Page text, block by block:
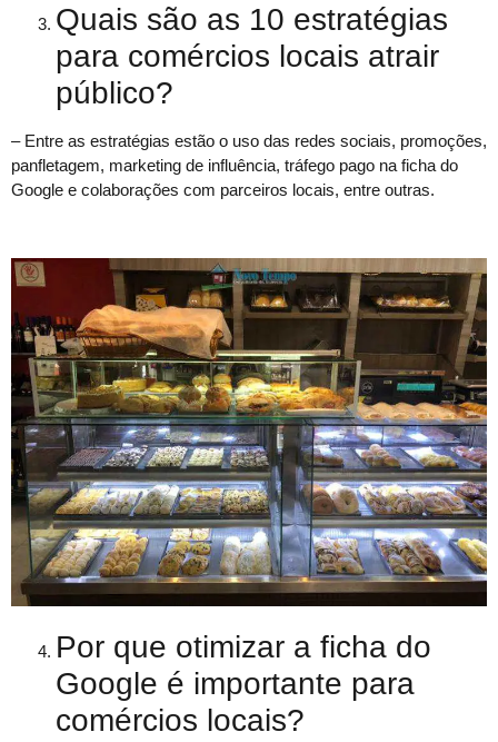
Quais são as 10 estratégias
para comércios locais atrair
público?
– Entre as estratégias estão o uso das redes sociais, promoções,
panfletagem, marketing de influência, tráfego pago na ficha do
Google e colaborações com parceiros locais, entre outras.
Por que otimizar a ficha do
Google é importante para
comércios locais?